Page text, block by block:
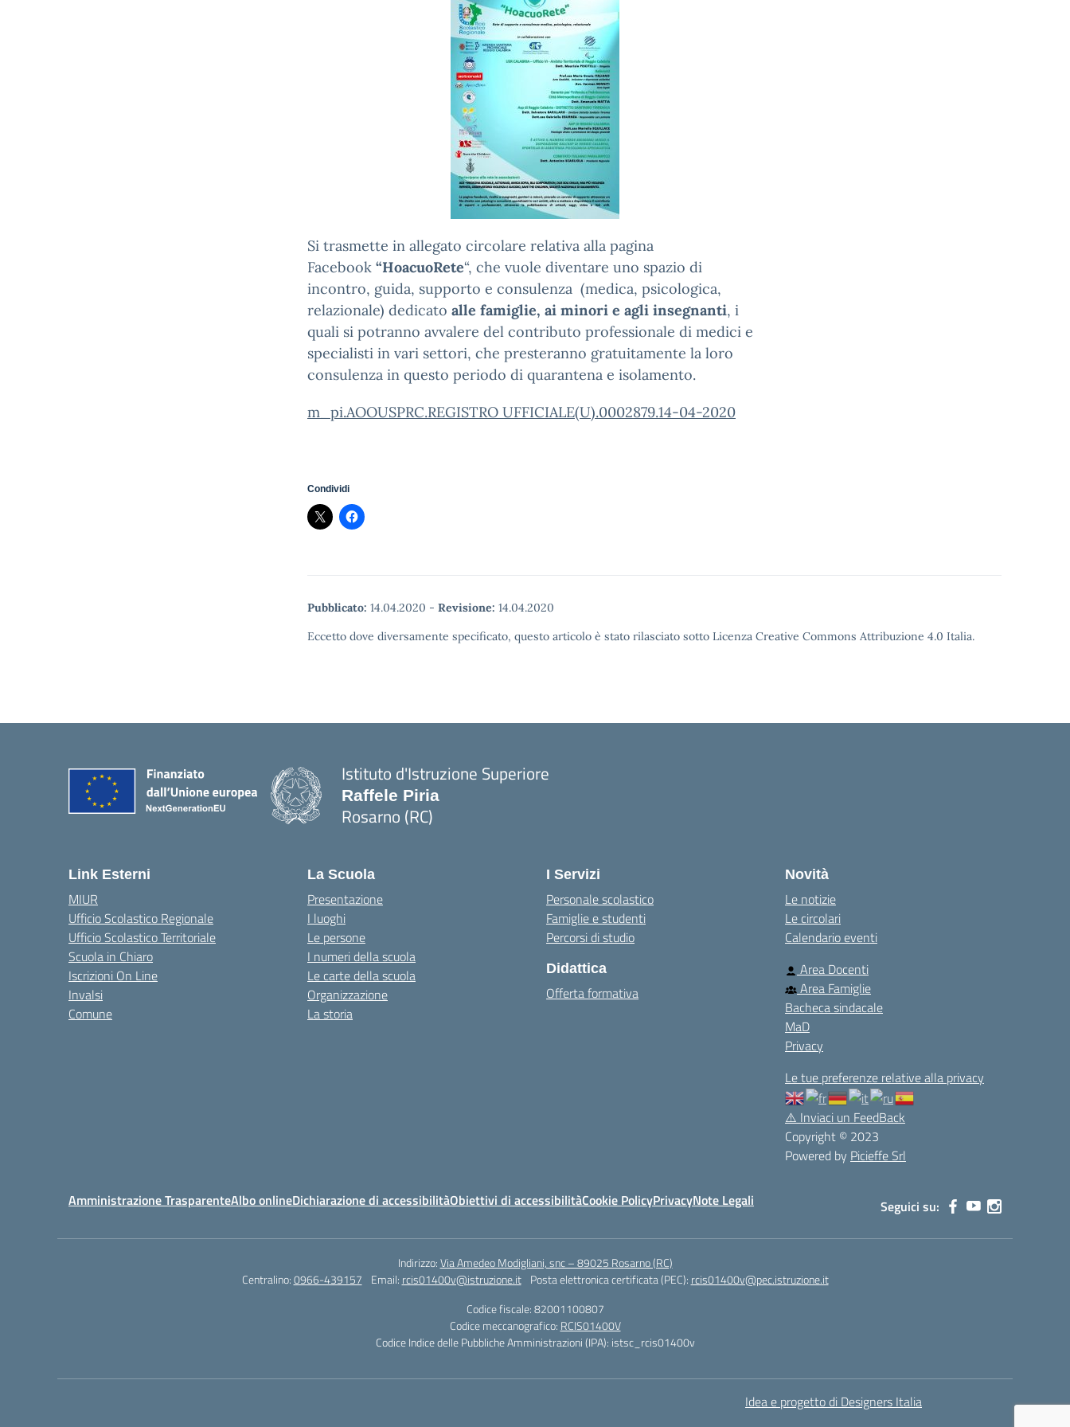
Si trasmette in allegato circolare relativa alla pagina
Facebook “HoacuoRete“, che vuole diventare uno spazio di
incontro, guida, supporto e consulenza (medica, psicologica,
relazionale) dedicato alle famiglie, ai minori e agli insegnanti, i
quali si potranno avvalere del contributo professionale di medici e
specialisti in vari settori, che presteranno gratuitamente la loro
consulenza in questo periodo di quarantena e isolamento.
m_pi.AOOUSPRC.REGISTRO UFFICIALE(U).0002879.14-04-2020
Condividi
Pubblicato: 14.04.2020 - Revisione: 14.04.2020
Eccetto dove diversamente specificato, questo articolo è stato rilasciato sotto Licenza Creative Commons Attribuzione 4.0 Italia.
Istituto d'Istruzione Superiore
Raffele Piria
Rosarno (RC)
Link Esterni
MIUR
Ufficio Scolastico Regionale
Ufficio Scolastico Territoriale
Scuola in Chiaro
Iscrizioni On Line
Invalsi
Comune
La Scuola
Presentazione
I luoghi
Le persone
I numeri della scuola
Le carte della scuola
Organizzazione
La storia
I Servizi
Personale scolastico
Famiglie e studenti
Percorsi di studio
Didattica
Offerta formativa
Novità
Le notizie
Le circolari
Calendario eventi
Area Docenti
Area Famiglie
Bacheca sindacale
MaD
Privacy
Le tue preferenze relative alla privacy
⚠️ Inviaci un FeedBack
Copyright © 2023
Powered by Picieffe Srl
Amministrazione TrasparenteAlbo onlineDichiarazione di accessibilitàObiettivi di accessibilitàCookie PolicyPrivacyNote Legali Seguici su:
Indirizzo:Via Amedeo Modigliani, snc – 89025 Rosarno (RC)
Centralino:0966-439157 Email: rcis01400v@istruzione.it Posta elettronica certificata (PEC): rcis01400v@pec.istruzione.it
Codice fiscale: 82001100807
Codice meccanografico: RCIS01400V
Codice Indice delle Pubbliche Amministrazioni (IPA): istsc_rcis01400v
Idea e progetto di Designers Italia